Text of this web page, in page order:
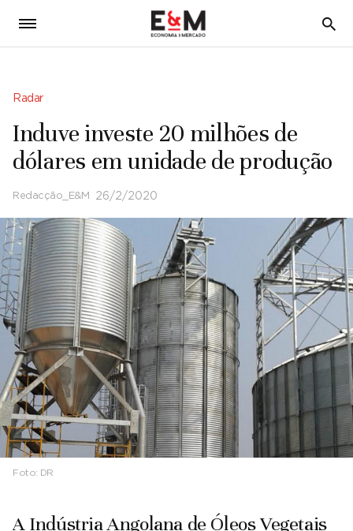
5
Radar
Induve investe 20 milhões de
dólares em unidade de produção
Redacção_E&M 26/2/2020
Foto: DR
A Indústria Angolana de Óleos Vegetais